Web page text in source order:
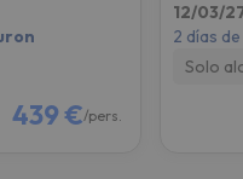
439 €/pers.
12/03/
2 días
Solo